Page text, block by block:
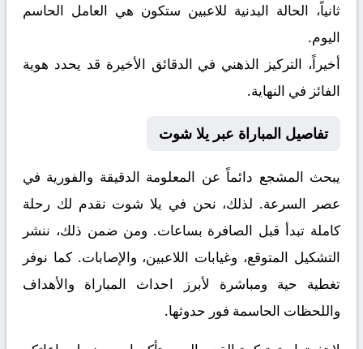
ثانياً، الحالة البدنية للاعبين ستكون هي العامل الحاسم
اليوم.
أخيراً، التركيز الذهني في الدقائق الأخيرة قد يحدد هوية
الفائز في النهاية.
تفاصيل المباراة عبر يلا شوت
يبحث المشجع دائماً عن المعلومة الدقيقة والفورية في
عصر السرعة. لذلك، نحن في يلا شوت نقدم لك رحلة
كاملة تبدأ قبل الصافرة بساعات. ومن ضمن ذلك، ننشر
التشكيل المتوقع، وغيابات اللاعبين، والإصابات. كما نوفر
تغطية حية ومباشرة لأبرز احداث المباراة والأهداف
واللحظات الحاسمة فور حدوثها.